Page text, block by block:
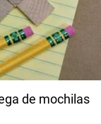
de mochilas